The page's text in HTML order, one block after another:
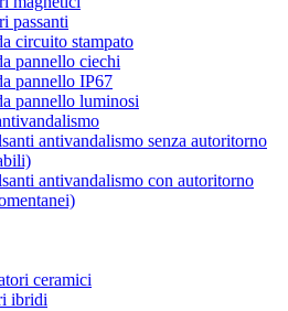
passanti
circuito stampato
pannello ciechi
pannello IP67
pannello luminosi
antivandalismo senza autoritorno
antivandalismo con autoritorno
ceramici
ibridi